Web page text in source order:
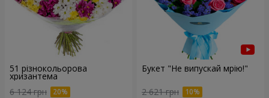
51 різнокольорова
хризантема
6 124 грн
Букет "Не випускай мрію!"
2 621 грн